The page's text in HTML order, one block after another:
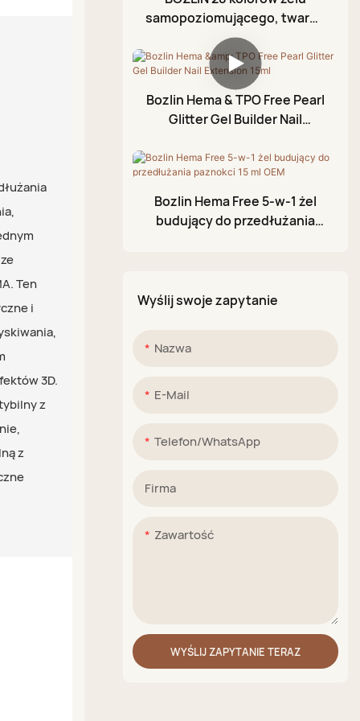
Ten
i
3D.
z
z
Gumowa powłoka
wierzchnia
Lakier nawierzchniowy
bez wycierania
Żel foliowy
Żel do modelowania 3D
Żelowy lakier spękany
Długopis akrylowy
samopoziomującego, twardy
żel budujący do paznokci,
fabryka żeli
Bozlin Hema & TPO Free Pearl
Glitter Gel Builder Nail
Bozlin Hema Free 5-w-1 żel
budujący do przedłużania
Wyślij swoje zapytanie
Nazwa
E-Mail
Telefon/WhatsApp
Firma
Zawartość
WYŚLIJ ZAPYTANIE TERAZ